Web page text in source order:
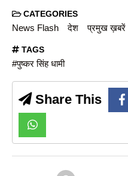
CATEGORIES
News Flash देश प्रमुख ख़बरें
TAGS
#पुष्कर सिंह धामी
Share This